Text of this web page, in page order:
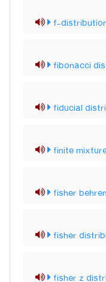
f-
fibonacci
fiducial
finite
fisher
fisher
fisher z